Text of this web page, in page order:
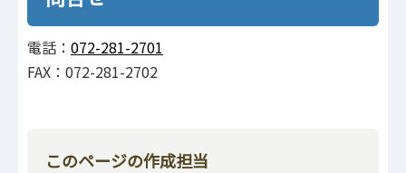
電話： 072-281-2701
FAX：072-281-2702
このページの作成担当